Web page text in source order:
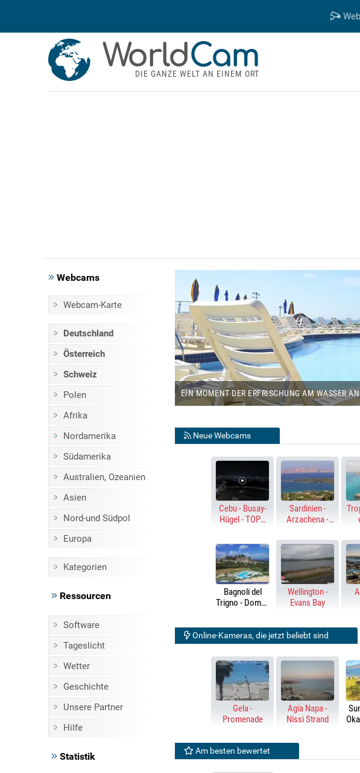
WorldCam
DIE GANZE WELT AN EINEM ORT
Webcams
Webcam-Karte
Deutschland
Österreich
Schweiz
Polen
Afrika
Nordamerika
Südamerika
Australien, Ozeanien
Asien
Nord-und Südpol
Europa
Kategorien
Ressourcen
Software
Tageslicht
Wetter
Geschichte
Unsere Partner
Hilfe
Statistik
BALCÓN DE EUROPA, NERJA
AUF STRÄNDEN
EIN MOMENT DER ERFRISCHUNG AM WASSER
Neue Webcams
Cebu - Busay-
Hügel - TOPS
Sardinien -
Arzachena -
Licia di Vacca
Bagnoli del
Trigno - Domus
Wellington -
Evans Bay
Online-Kameras, die jetzt beliebt sind
Gela -
Promenade
Agia Napa -
Nissi Strand
Am besten bewertet